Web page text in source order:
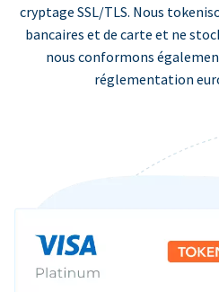
cryptage SSL/TLS. Nous
bancaires et de carte et ne
nous conformons
réglementation